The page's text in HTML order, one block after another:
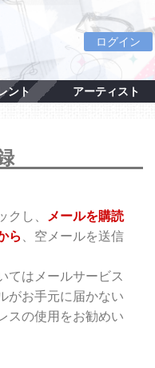
ログイン
ント アーティスト
クし、
メールを購読
ら
、空メールを送信
てはメールサービス
がお手元に届かない
スの使用をお勧めい